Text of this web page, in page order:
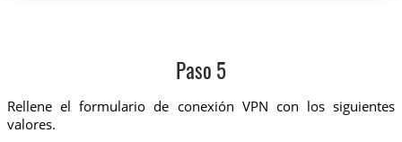
Paso 5
Rellene el formulario de conexión VPN con los siguientes
valores.